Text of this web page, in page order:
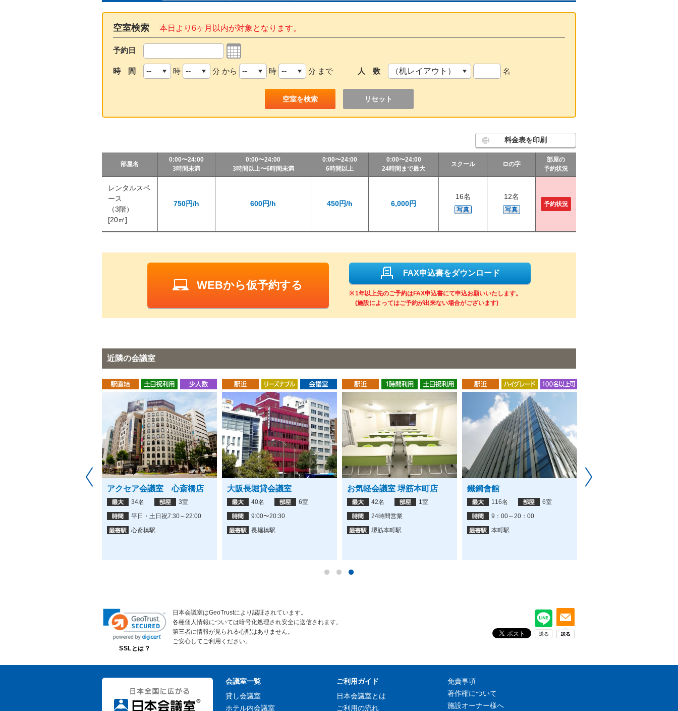
空室検索 本日より6ヶ月以内が対象となります。
予約日
時 間 時 分 から 時 分 まで 人 数 名
リセット
料金表を印刷
部屋名
0:00〜24:00
3時間未満
0:00〜24:00
3時間以上〜6時間未満
0:00〜24:00
6時間以上
0:00〜24:00
24時間まで最大
スクール ロの字
部屋の
予約状況
レンタルスペ
ース
（3階）
[20㎡]
750円/h 600円/h 450円/h 6,000円
16名
写真
12名
写真
予約状況
WEBから仮予約する
FAX申込書をダウンロード
1年以上先のご予約はFAX申込書にて申込お願いいたします。
(施設によってはご予約が出来ない場合がございます)
近隣の会議室
ホールディングス難波御
アクセア会議室 心斎橋店
34名
3室
平日・土日祝7:30～22:00
心斎橋駅
大阪長堀貸会議室
40名
6室
9:00〜20:30
長堀橋駅
お気軽会議室 堺筋本町店
42名
1室
24時間営業
堺筋本町駅
鐵鋼會館
116名
6室
9：00～20：00
本町駅
SSLとは？
日本会議室はGeoTrustにより認証されています。
各種個人情報については暗号化処理され安全に送信されます。
第三者に情報が見られる心配はありません。
ご安心してご利用ください。
会議室一覧
貸し会議室
ホテル内会議室
ご利用ガイド
日本会議室とは
ご利用の流れ
免責事項
著作権について
施設オーナー様へ